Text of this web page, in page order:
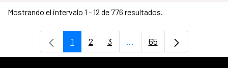
Mostrando el intervalo 1 - 12 de 776 resultados.
Página
1 Página
2 Página
3 ...Páginas intermedias
Página
65